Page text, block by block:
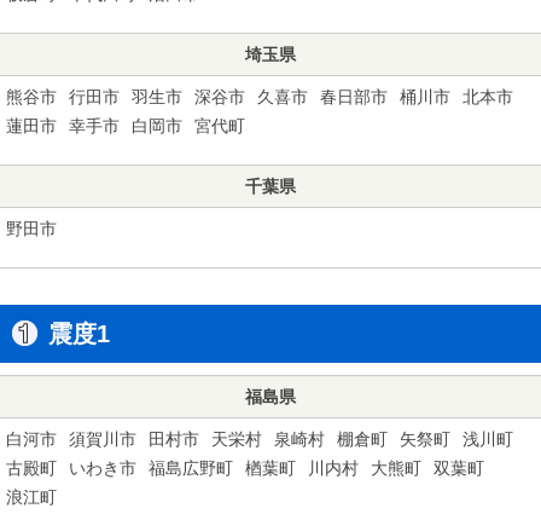
埼玉県
熊谷市 行田市 羽生市 深谷市 久喜市 春日部市 桶川市
北本市
蓮田市
幸手市 白岡市 宮代町
千葉県
野田市
震度1
福島県
白河市 須賀川市 田村市 天栄村 泉崎村 棚倉町 矢祭町
浅川町
古殿町
いわき市 福島広野町 楢葉町 川内村 大熊町
双葉町
浪江町